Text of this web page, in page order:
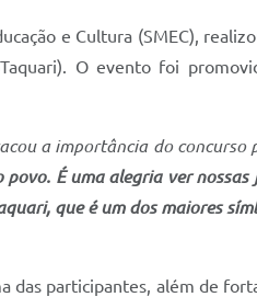
e Cultura (SMEC),
O evento foi
a importância do concurso
É uma alegria ver
que é um dos maiores
das participantes, além de